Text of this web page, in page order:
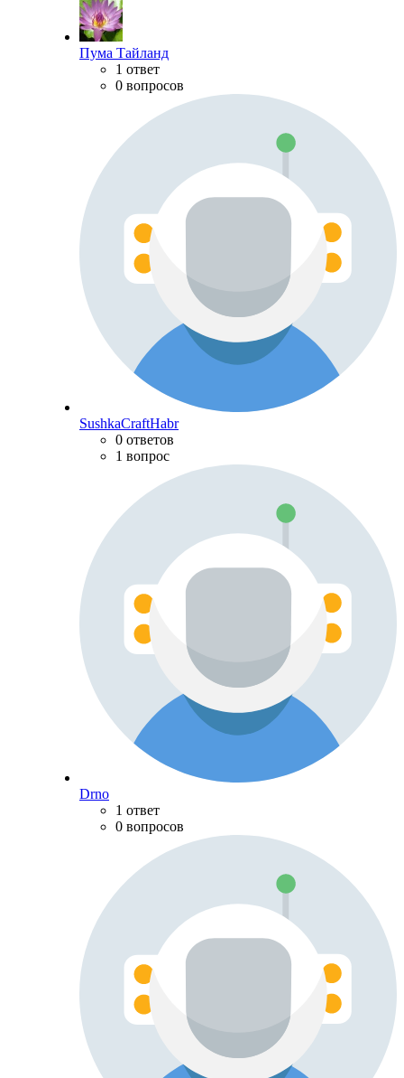
Пума Тайланд
1 ответ
0 вопросов
SushkaCraftHabr
0 ответов
1 вопрос
Drno
1 ответ
0 вопросов